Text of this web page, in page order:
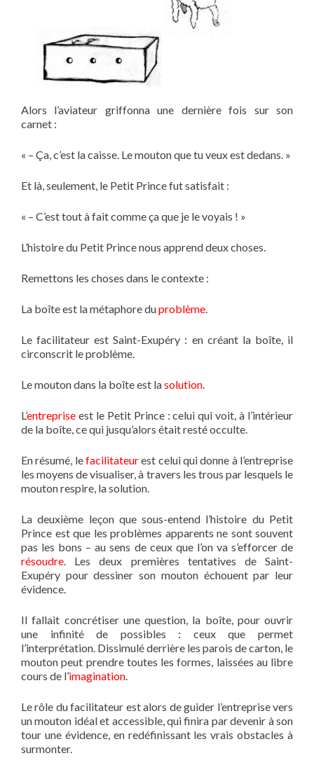
Alors l’aviateur griffonna une dernière fois sur son
carnet :
« – Ça, c’est la caisse. Le mouton que tu veux est dedans. »
Et là, seulement, le Petit Prince fut satisfait :
« – C’est tout à fait comme ça que je le voyais ! »
L’histoire du Petit Prince nous apprend deux choses.
Remettons les choses dans le contexte :
La boîte est la métaphore duproblème.
Le facilitateur est Saint-Exupéry : en créant la boîte, il
circonscrit le problème.
Le mouton dans la boîte est lasolution.
L’entreprise est le Petit Prince : celui qui voit, à l’intérieur
de la boîte, ce qui jusqu’alors était resté occulte.
En résumé, lefacilitateurest celui qui donne à l’entreprise
les moyens de visualiser, à travers les trous par lesquels le
mouton respire, la solution.
La deuxième leçon que sous-entend l’histoire du Petit
Prince est que les problèmes apparents ne sont souvent
pas les bons – au sens de ceux que l’on va s’efforcer de
résoudre. Les deux premières tentatives de Saint-
Exupéry pour dessiner son mouton échouent par leur
évidence.
Il fallait concrétiser une question, la boîte, pour ouvrir
une infinité de possibles : ceux que permet
l’interprétation. Dissimulé derrière les parois de carton, le
mouton peut prendre toutes les formes, laissées au libre
cours de l’imagination.
Le rôle du facilitateur est alors de guider l’entreprise vers
un mouton idéal et accessible, qui finira par devenir à son
tour une évidence, en redéfinissant les vrais obstacles à
surmonter.